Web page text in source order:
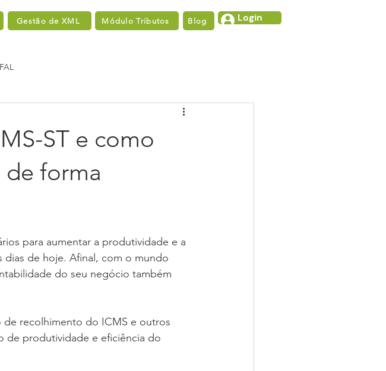
Gestão de XML Blog
Módulo Tributos Login
ST e como
de forma
para aumentar a produtividade e a
de hoje. Afinal, com o mundo
do seu negócio também
de recolhimento do ICMS e outros
de produtividade e eficiência do